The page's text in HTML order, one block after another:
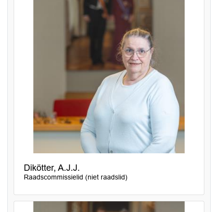
Dikötter, A.J.J.
Raadscommissielid (niet raadslid)